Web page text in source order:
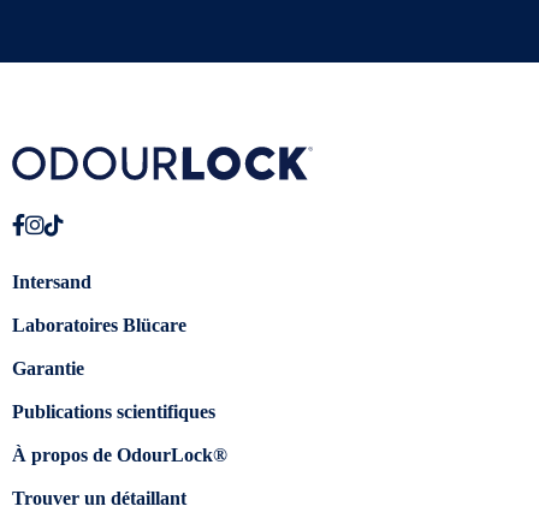
Intersand
Laboratoires Blücare
Garantie
Publications scientifiques
À propos de OdourLock®
Trouver un détaillant